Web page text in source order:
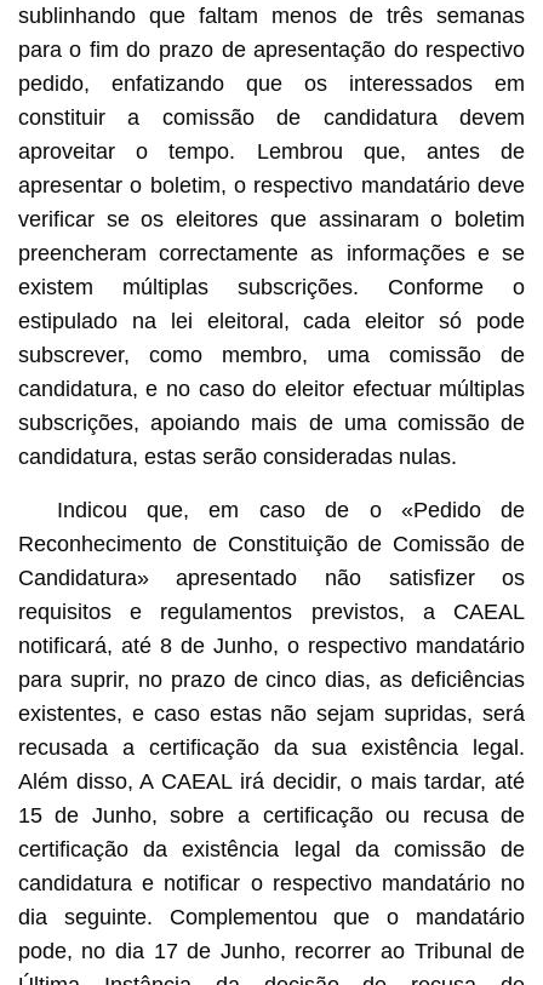
sublinhando que faltam menos de três semanas
para o fim do prazo de apresentação do respectivo
pedido, enfatizando que os interessados em
constituir a comissão de candidatura devem
aproveitar o tempo. Lembrou que, antes de
apresentar o boletim, o respectivo mandatário deve
verificar se os eleitores que assinaram o boletim
preencheram correctamente as informações e se
existem múltiplas subscrições. Conforme o
estipulado na lei eleitoral, cada eleitor só pode
subscrever, como membro, uma comissão de
candidatura, e no caso do eleitor efectuar múltiplas
subscrições, apoiando mais de uma comissão de
candidatura, estas serão consideradas nulas.
Indicou que, em caso de o «Pedido de
Reconhecimento de Constituição de Comissão de
Candidatura» apresentado não satisfizer os
requisitos e regulamentos previstos, a CAEAL
notificará, até 8 de Junho, o respectivo mandatário
para suprir, no prazo de cinco dias, as deficiências
existentes, e caso estas não sejam supridas, será
recusada a certificação da sua existência legal.
Além disso, A CAEAL irá decidir, o mais tardar, até
15 de Junho, sobre a certificação ou recusa de
certificação da existência legal da comissão de
candidatura e notificar o respectivo mandatário no
dia seguinte. Complementou que o mandatário
pode, no dia 17 de Junho, recorrer ao Tribunal de